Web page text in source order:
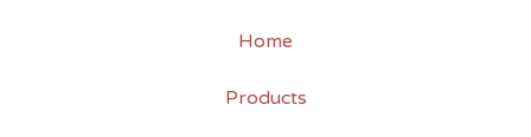
Home
Products